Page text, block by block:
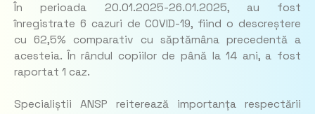
În perioada 20.01.2025-26.01.2025, au fost
înregistrate 6 cazuri de COVID-19, fiind o descreștere
cu 62,5% comparativ cu săptămâna precedentă a
acesteia. În rândul copiilor de până la 14 ani, a fost
raportat 1 caz.
Specialiștii ANSP reiterează importanța respectării